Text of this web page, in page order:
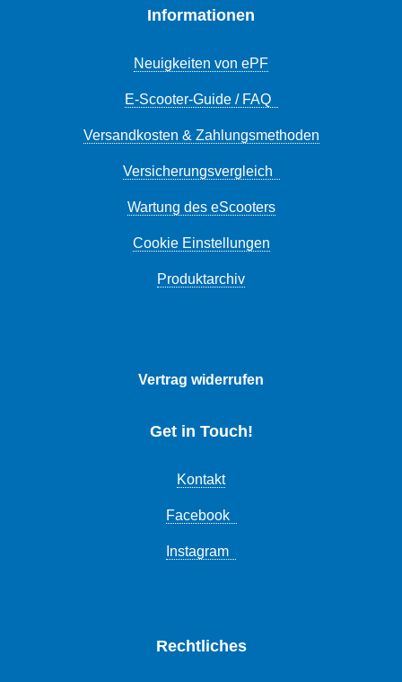
Informationen
Neuigkeiten von ePF
E-Scooter-Guide / FAQ
Versandkosten & Zahlungsmethoden
Versicherungsvergleich
Wartung des eScooters
Cookie Einstellungen
Produktarchiv
Vertrag widerrufen
Get in Touch!
Kontakt
Facebook
Instagram
Rechtliches